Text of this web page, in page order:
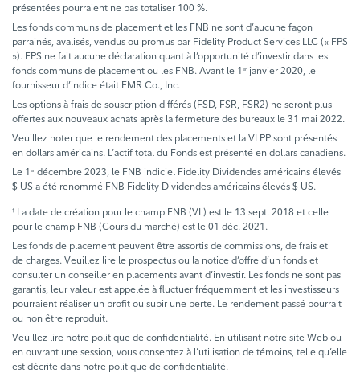
présentées pourraient ne pas totaliser 100 %.
Les fonds communs de placement et les FNB ne sont d’aucune façon
parrainés, avalisés, vendus ou promus par Fidelity Product Services LLC (« FPS
»). FPS ne fait aucune déclaration quant à l’opportunité d’investir dans les
fonds communs de placement ou les FNB. Avant le 1 er janvier 2020, le
fournisseur d’indice était FMR Co., Inc.
Les options à frais de souscription différés (FSD, FSR, FSR2) ne seront plus
offertes aux nouveaux achats après la fermeture des bureaux le 31 mai 2022.
Veuillez noter que le rendement des placements et la VLPP sont présentés
en dollars américains. L’actif total du Fonds est présenté en dollars canadiens.
Le 1 er décembre 2023, le FNB indiciel Fidelity Dividendes américains élevés
$ US a été renommé FNB Fidelity Dividendes américains élevés $ US.
† La date de création pour le champ FNB (VL) est le 13 sept. 2018 et celle
pour le champ FNB (Cours du marché) est le 01 déc. 2021.
Les fonds de placement peuvent être assortis de commissions, de frais et
de charges. Veuillez lire le prospectus ou la notice d’offre d’un fonds et
consulter un conseiller en placements avant d’investir. Les fonds ne sont pas
garantis, leur valeur est appelée à fluctuer fréquemment et les investisseurs
pourraient réaliser un profit ou subir une perte. Le rendement passé pourrait
ou non être reproduit.
Veuillez lire notre politique de confidentialité. En utilisant notre site Web ou
en ouvrant une session, vous consentez à l’utilisation de témoins, telle qu’elle
est décrite dans notre politique de confidentialité.